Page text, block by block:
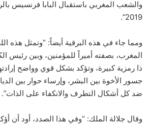
والشعب المغربي باستقبال البابا فرنسيس
2019”.
ومما جاء في هذه البرقية أيضاً: “وتمثل هذه
المغرب، بصفته أميراً للمؤمنين، وبين رئيس
ذا رمزية كبيرة، وتؤكد بشكل قوي وواضح
جسور الأخوة بين البشر، وإرساء حوار بين
ضد كل أشكال التطرف والانكفاء على الذات”.
وقال جلالة الملك: “وفي هذا الصدد، أود أن